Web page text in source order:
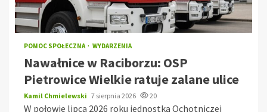
POMOC SPOŁECZNA WYDARZENIA
Nawałnice w Raciborzu: OSP
Pietrowice Wielkie ratuje zalane ulice
Kamil Chmielewski 7 sierpnia 2026 20
W połowie lipca 2026 roku jednostka Ochotniczej